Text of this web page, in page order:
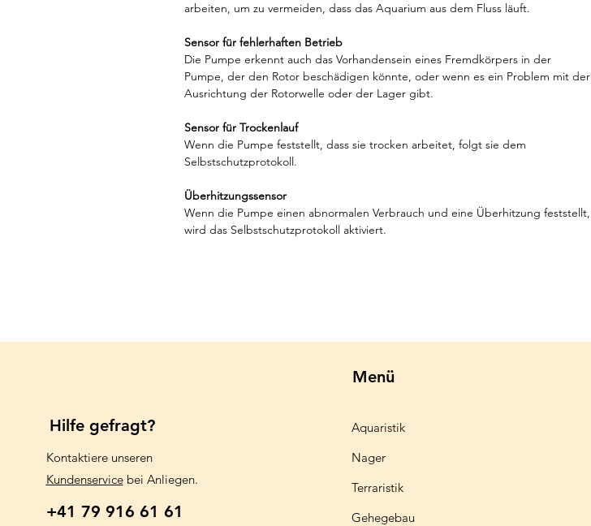
arbeiten, um zu vermeiden, dass das Aquarium aus dem Fluss läuft.
Sensor für fehlerhaften Betrieb
Die Pumpe erkennt auch das Vorhandensein eines Fremdkörpers in der
Pumpe, der den Rotor beschädigen könnte, oder wenn es ein Problem mit der
Ausrichtung der Rotorwelle oder der Lager gibt.
Sensor für Trockenlauf
Wenn die Pumpe feststellt, dass sie trocken arbeitet, folgt sie dem
Selbstschutzprotokoll.
Überhitzungssensor
Wenn die Pumpe einen abnormalen Verbrauch und eine Überhitzung feststellt,
wird das Selbstschutzprotokoll aktiviert.
Hilfe gefragt?
Kontaktiere unseren
Kundenservicebei Anliegen.
+41 79 916 61 61
Menü
Aquaristik
Nager
Terraristik
Gehegebau